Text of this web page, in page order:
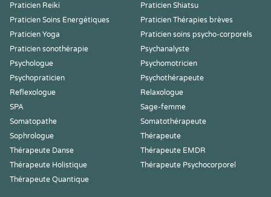
Praticien Reiki
Praticien Shiatsu
Praticien Soins Energétiques
Praticien Thérapies brèves
Praticien Yoga
Praticien soins psycho-corporels
Praticien sonothérapie
Psychanalyste
Psychologue
Psychomotricien
Psychopraticien
Psychothérapeute
Reflexologue
Relaxologue
SPA
Sage-femme
Somatopathe
Somatothérapeute
Sophrologue
Thérapeute
Thérapeute Danse
Thérapeute EMDR
Thérapeute Holistique
Thérapeute Psychocorporel
Thérapeute Quantique